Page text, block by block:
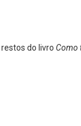
do livro Como